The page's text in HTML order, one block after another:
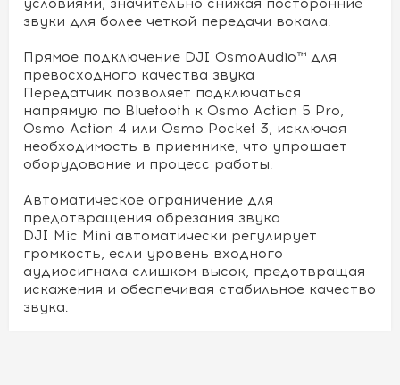
условиями, значительно снижая посторонние
звуки для более четкой передачи вокала.
Прямое подключение DJI OsmoAudio™ для
превосходного качества звука
Передатчик позволяет подключаться
напрямую по Bluetooth к Osmo Action 5 Pro,
Osmo Action 4 или Osmo Pocket 3, исключая
необходимость в приемнике, что упрощает
оборудование и процесс работы.
Автоматическое ограничение для
предотвращения обрезания звука
DJI Mic Mini автоматически регулирует
громкость, если уровень входного
аудиосигнала слишком высок, предотвращая
искажения и обеспечивая стабильное качество
звука.